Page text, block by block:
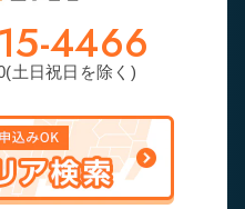
4466
土日祝日を除く)